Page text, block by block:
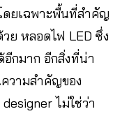
ดยเฉพาะพื้นที่สำคัญ
ย หลอดไฟ LED ซึ่ง
กมาก อีกสิ่งที่น่า
วามสำคัญของ
ไม่ใช่ว่า